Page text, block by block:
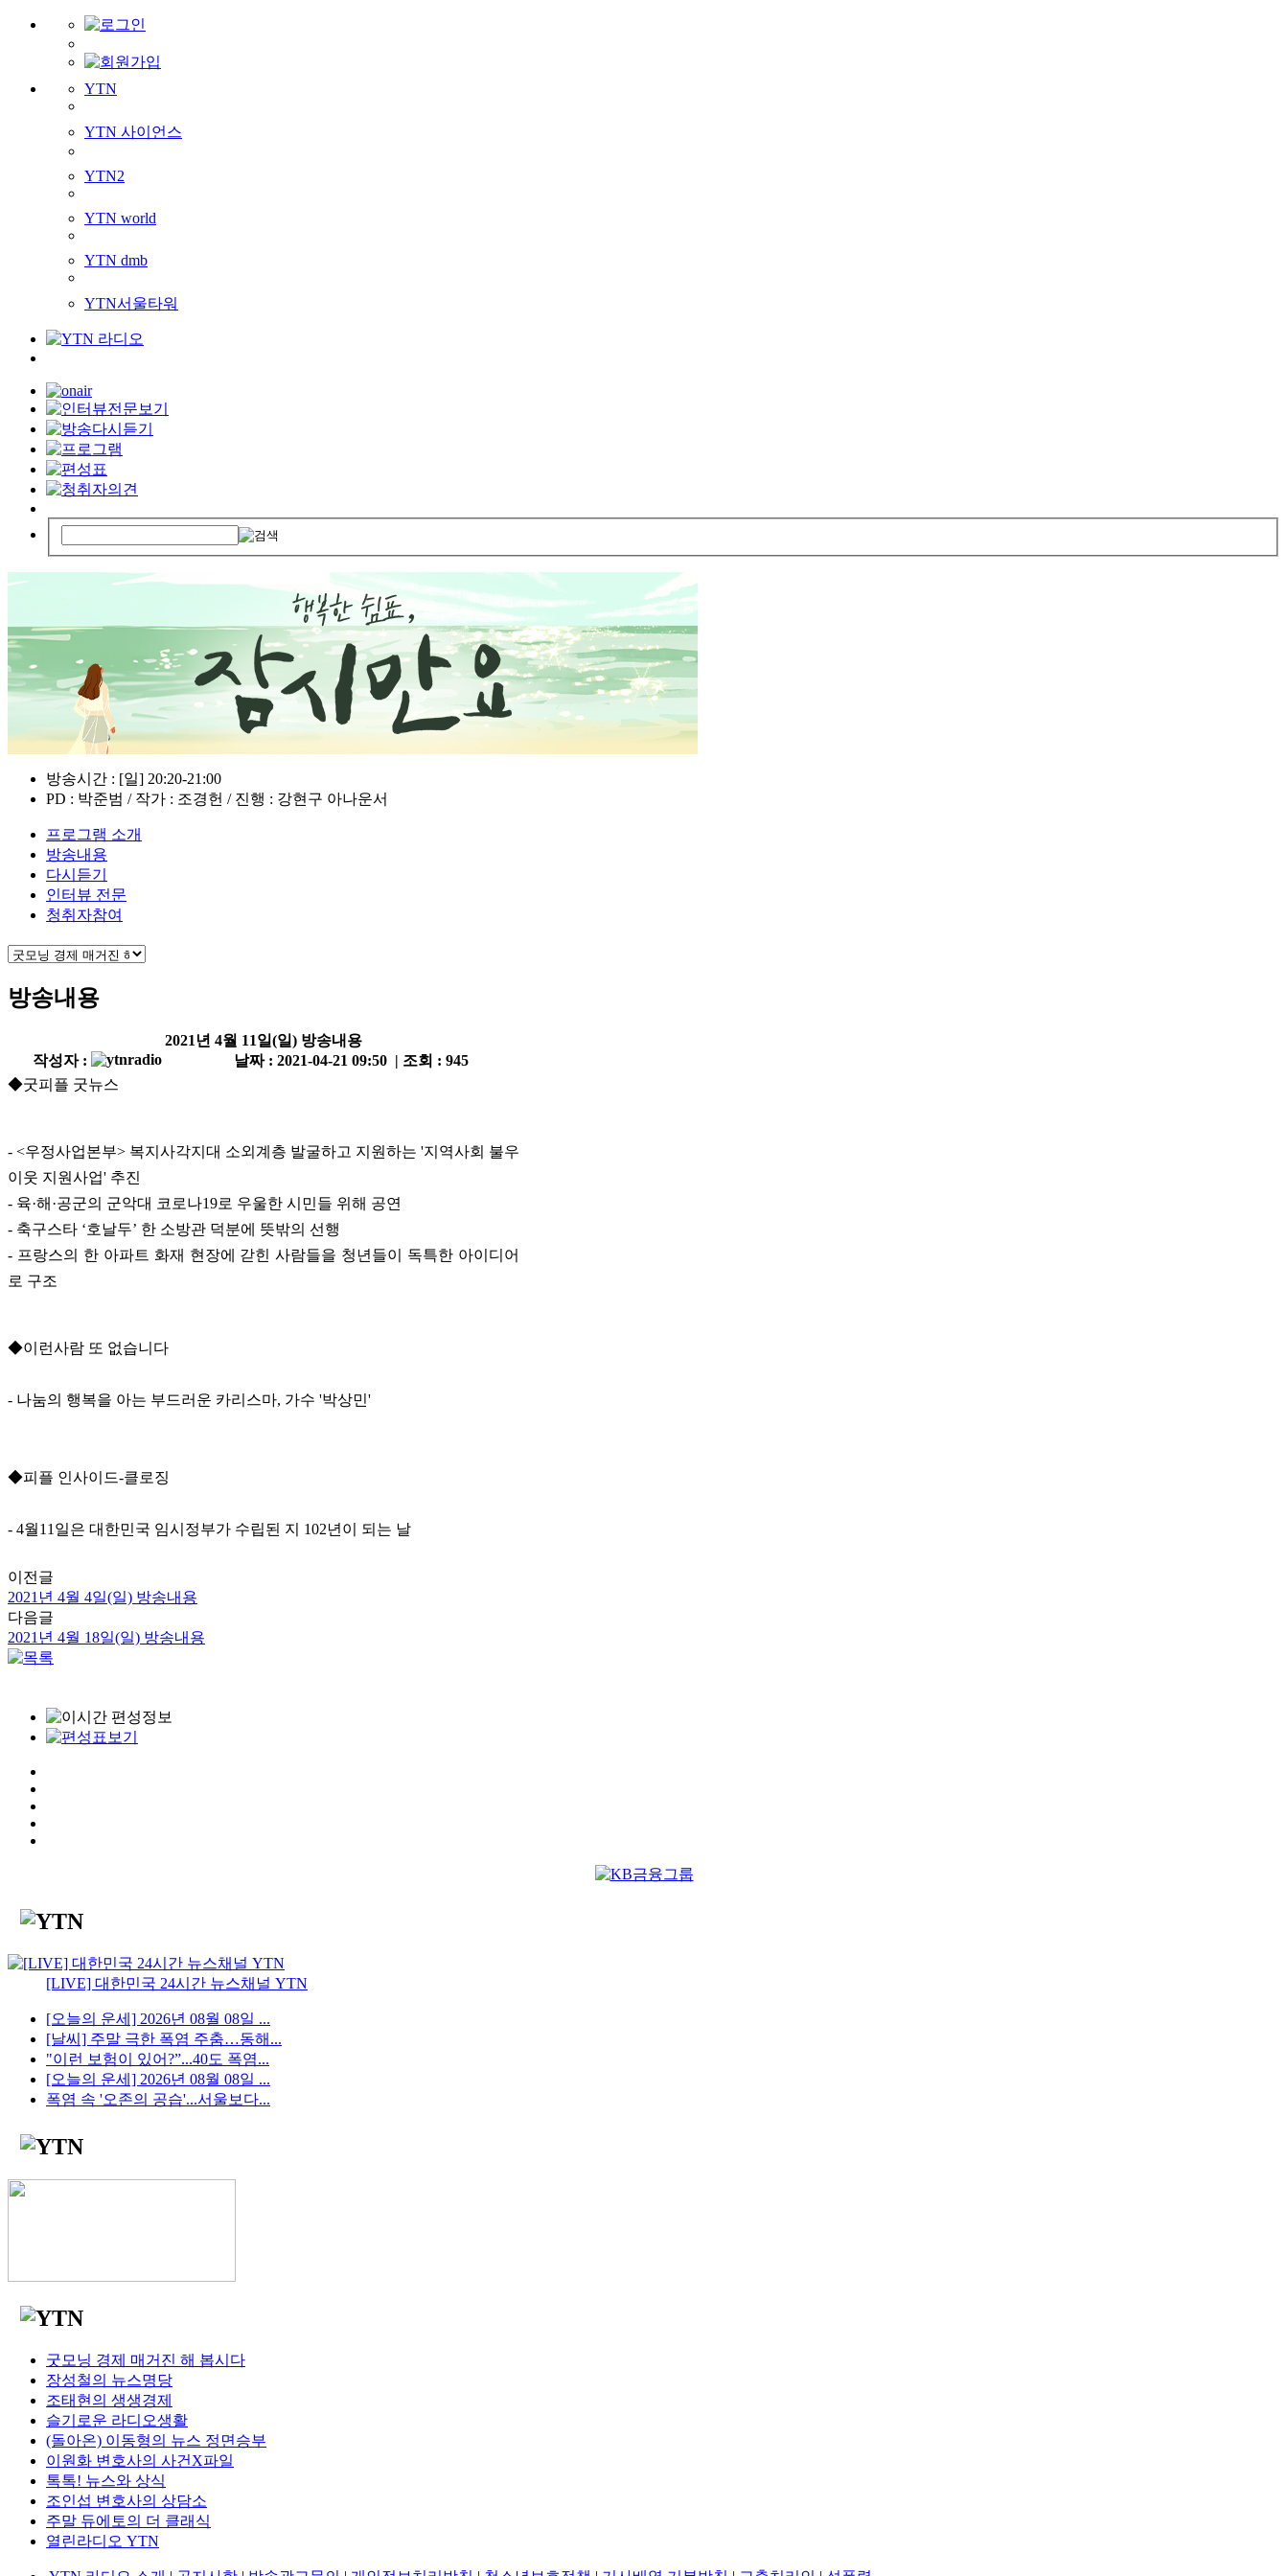
YTN
YTN 사이언스
YTN2
YTN world
YTN dmb
YTN서울타워
방송시간 : [일] 20:20-21:00
PD : 박준범 / 작가 : 조경헌 / 진행 : 강현구 아나운서
프로그램 소개
방송내용
다시듣기
인터뷰 전문
청취자참여
방송내용
2021년 4월 11일(일) 방송내용
작성자 :
날짜 : 2021-04-21 09:50 | 조회 : 945
◆굿피플 굿뉴스
- <우정사업본부> 복지사각지대 소외계층 발굴하고 지원하는 '지역사회 불우
이웃 지원사업' 추진
- 육·해·공군의 군악대 코로나19로 우울한 시민들 위해 공연
- 축구스타 ‘호날두’ 한 소방관 덕분에 뜻밖의 선행
- 프랑스의 한 아파트 화재 현장에 갇힌 사람들을 청년들이 독특한 아이디어
로 구조
◆이런사람 또 없습니다
- 나눔의 행복을 아는 부드러운 카리스마, 가수 '박상민'
◆피플 인사이드-클로징
- 4월11일은 대한민국 임시정부가 수립된 지 102년이 되는 날
이전글
2021년 4월 4일(일) 방송내용
다음글
2021년 4월 18일(일) 방송내용
[LIVE] 대한민국 24시간 뉴스채널 YTN
[오늘의 운세] 2026년 08월 08일 ...
[날씨] 주말 극한 폭염 주춤…동해...
"이런 보험이 있어?”...40도 폭염...
[오늘의 운세] 2026년 08월 08일 ...
폭염 속 '오존의 공습'...서울보다...
굿모닝 경제 매거진 해 봅시다
장성철의 뉴스명당
조태현의 생생경제
슬기로운 라디오생활
(돌아온) 이동형의 뉴스 정면승부
이원화 변호사의 사건X파일
톡톡! 뉴스와 상식
조인섭 변호사의 상담소
주말 듀에토의 더 클래식
열린라디오 YTN